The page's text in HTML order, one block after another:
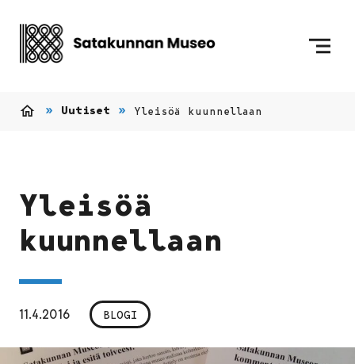
Uutiset Yleisöä kuunnellaan
Yleisöä
kuunnellaan
11.4.2016 BLOGI